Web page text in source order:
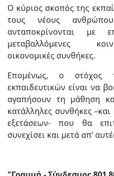
Ο κύριος σκοπός της
τους νέους
ανταποκρίνονται με
μεταβαλλόμενες
οικονομικές συνθήκες.
Επομένως, ο στόχος
εκπαιδευτικών είναι να
αγαπήσουν τη μάθηση
κατάλληλες συνθήκες
εξετάσεων- που θα
συνεχίσει και μετά απ’